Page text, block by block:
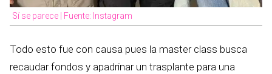
Sí se parece | Fuente: Instagram
Todo esto fue con causa pues la master class busca
recaudar fondos y apadrinar un trasplante para una